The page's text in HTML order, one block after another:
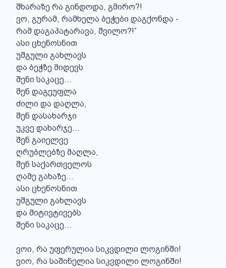
შხარაზე რა გინდოდა, გმირო?!
ვო, გურამ, რამხელა ბეჭები დაგქონდა -
რამ დაგაპატარავა, შვილო?!”
ასი ცხენოსნით
უშგული გახლავს
და ბეჭზე მიდევს
შენი საკაცე...
შენ დაგეუფლა
ძილი და დაღლა,
შენ დასახარჯი
უკვე დახარჯე...
შენ გაიელვე
ღრუბლებზე მაღლა,
შენ საქართველოს
ღამე გახაზე...
ასი ცხენოსნით
უშგული გახლავს
და მიტივტივებს
შენი საკაცე...
ვოი, რა უფერულია სიკვდილი ლოგინში!
ვიო, რა საშინელია სიკვდილი ლოგინში!